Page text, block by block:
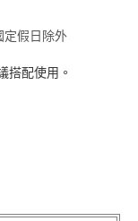
定假日除外
搭配使用。